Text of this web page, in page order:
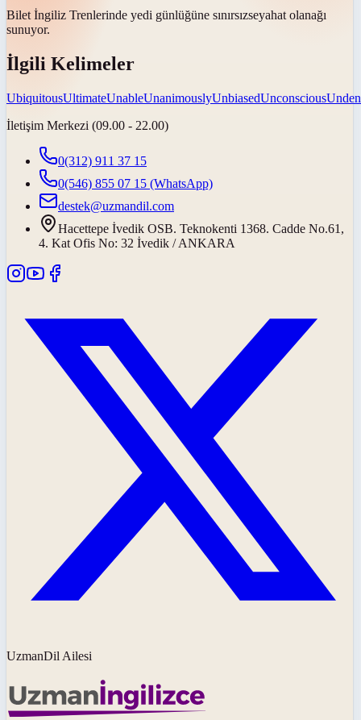
Bilet İngiliz Trenlerinde yedi günlüğüne sınırsızseyahat olanağı
sunuyor.
İlgili Kelimeler
UbiquitousUltimateUnableUnanimouslyUnbiasedUnconscious
İletişim Merkezi (09.00 - 22.00)
0(312) 911 37 15
0(546) 855 07 15 (WhatsApp)
destek@uzmandil.com
Hacettepe İvedik OSB. Teknokenti 1368. Cadde No.61,
4. Kat Ofis No: 32 İvedik / ANKARA
UzmanDil Ailesi